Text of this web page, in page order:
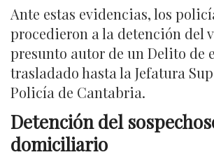
Ante estas evidencias, los
procedieron a la detención del
presunto autor de un Delito de
trasladado hasta la Jefatura
Policía de Cantabria.
Detención del
domiciliario